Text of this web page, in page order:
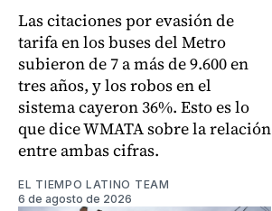
Las citaciones por evasión de
tarifa en los buses del Metro
subieron de 7 a más de 9.600 en
tres años, y los robos en el
sistema cayeron 36%. Esto es lo
que dice WMATA sobre la relación
entre ambas cifras.
EL TIEMPO LATINO TEAM
6 de agosto de 2026